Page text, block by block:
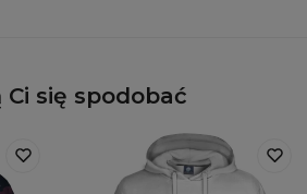
Ci się spodobać